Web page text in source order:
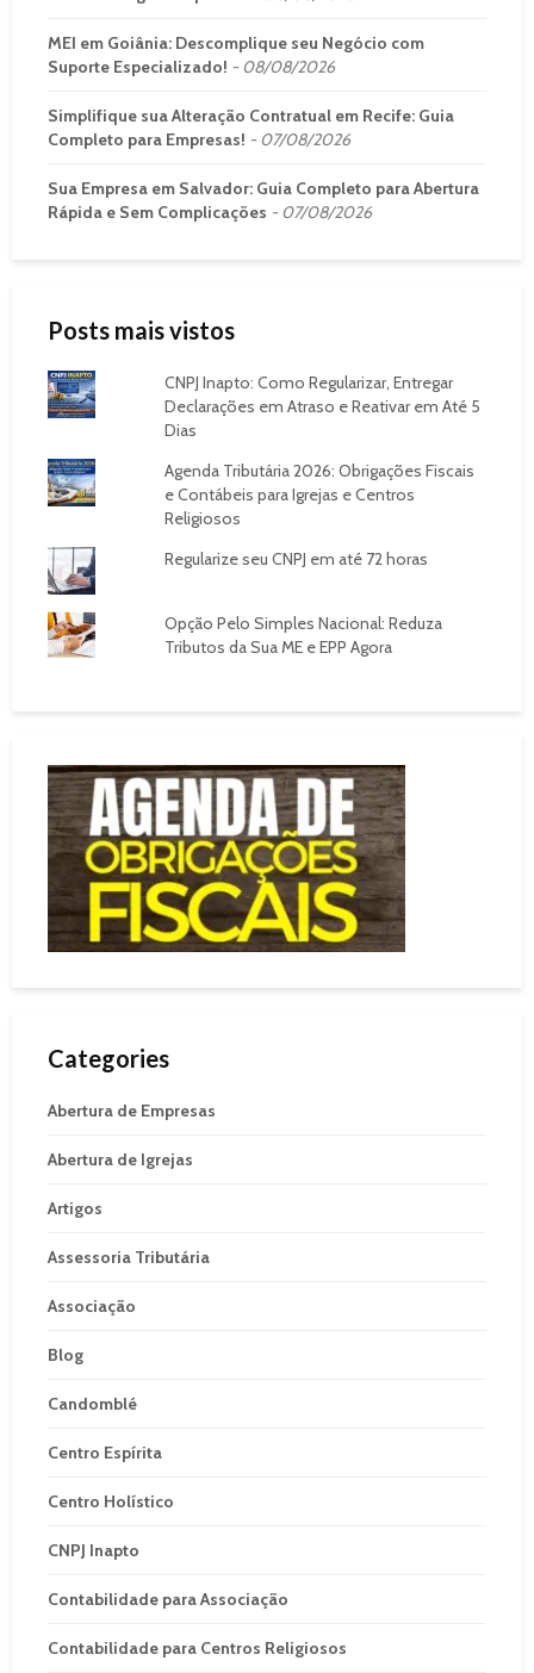
MEI em Goiânia: Descomplique seu Negócio com
Suporte Especializado!
08/08/2026
Simplifique sua Alteração Contratual em Recife: Guia
Completo para Empresas!
07/08/2026
Sua Empresa em Salvador: Guia Completo para Abertura
Rápida e Sem Complicações
07/08/2026
Posts mais vistos
CNPJ Inapto: Como Regularizar, Entregar
Declarações em Atraso e Reativar em Até 5
Dias
Agenda Tributária 2026: Obrigações Fiscais
e Contábeis para Igrejas e Centros
Religiosos
Regularize seu CNPJ em até 72 horas
Opção Pelo Simples Nacional: Reduza
Tributos da Sua ME e EPP Agora
Categories
Abertura de Empresas
Abertura de Igrejas
Artigos
Assessoria Tributária
Associação
Blog
Candomblé
Centro Espírita
Centro Holístico
CNPJ Inapto
Contabilidade para Associação
Contabilidade para Centros Religiosos